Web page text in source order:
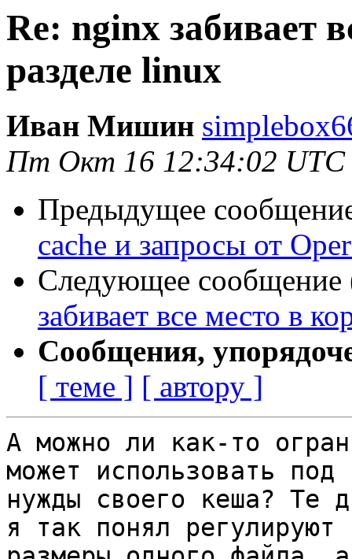
Re: nginx забивает
разделе linux
Иван Мишин
Пт Окт 16 12:34:02 UTC
Предыдущее
cache и запросы от
Следующее сообщение
забивает все место в
Сообщения,
[ теме ] [ автору ]
А можно ли как-то
может использовать под
нужды своего кеша? Те
я так понял регулируют